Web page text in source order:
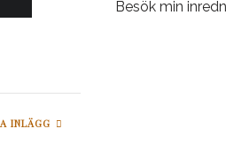
INLÄGG
Besök min